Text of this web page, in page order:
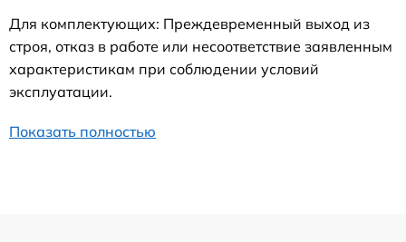
Для комплектующих: Преждевременный выход из
строя, отказ в работе или несоответствие заявленным
характеристикам при соблюдении условий
эксплуатации.
Показать полностью